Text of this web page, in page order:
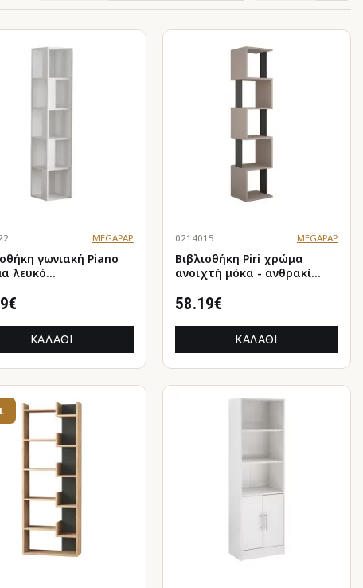
MEGAPAP
γωνιακή Piano
λευκό
ΚΑΛΆΘΙ
0214015 MEGAPAP
Βιβλιοθήκη Piri χρώμα
ανοιχτή μόκα - ανθρακί
58.19€
ΚΑΛΆΘΙ